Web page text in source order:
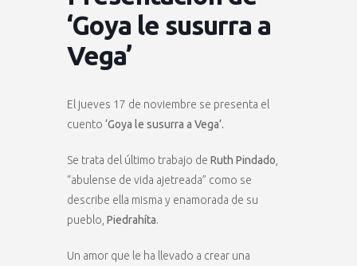
‘Goya le susurra a
Vega’
El jueves 17 de noviembre se presenta el
cuento ‘Goya le susurra a Vega’.
Se trata del último trabajo de Ruth Pindado
“abulense de vida ajetreada” como se
describe ella misma y enamorada de su
pueblo, Piedrahíta.
Un amor que le ha llevado a crear una